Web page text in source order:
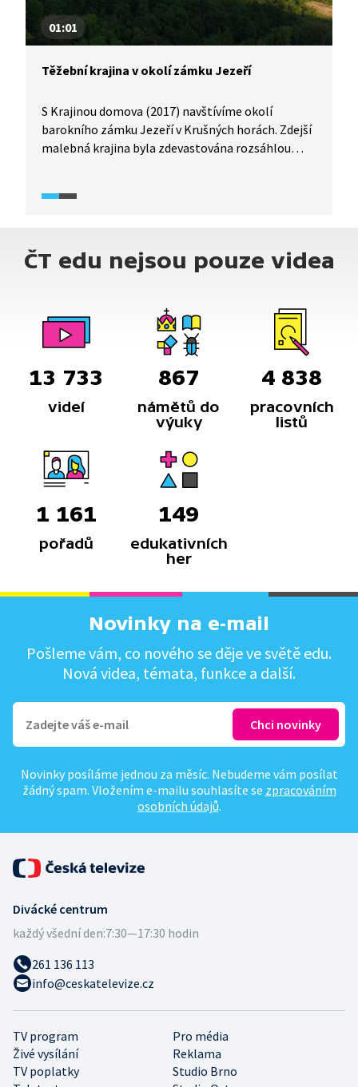
01:01
Těžební krajina v okolí zámku Jezeří
S Krajinou domova (2017) navštívíme okolí
barokního zámku Jezeří v Krušných horách. Zdejší
malebná krajina byla zdevastována rozsáhlou
ČT edu nejsou pouze videa
13 733
videí
867
námětů do
výuky
4 838
pracovních
listů
1 161
pořadů
149
edukativních
her
Novinky na e-mail
Pošleme vám, co nového se děje ve světě edu.
Nová videa, témata, funkce a další.
Novinky posíláme jednou za měsíc. Nebudeme vám posílat
žádný spam. Vložením e-mailu souhlasíte se zpracováním
osobních údajů.